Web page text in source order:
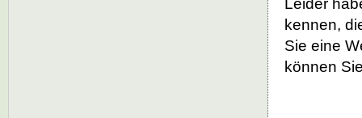
Leider
kennen,
Sie eine
können